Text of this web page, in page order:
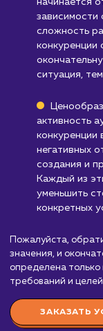
Узнать
в сети
от 40
сложная и
создание
отзывов и
отзывами,